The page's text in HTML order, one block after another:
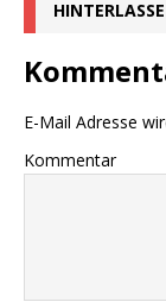
E-Mail Adresse
Kommentar